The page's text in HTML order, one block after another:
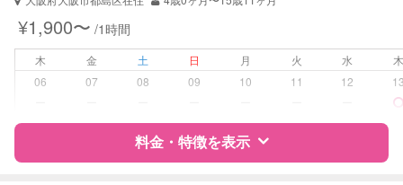
夜間対応
子育て経験
障がい児対応 対応可否は個別に相談
¥1,900〜 /1時間
木 金 土 日 月 火 水
06
07 08 09 10 11 12
料金・特徴を表示